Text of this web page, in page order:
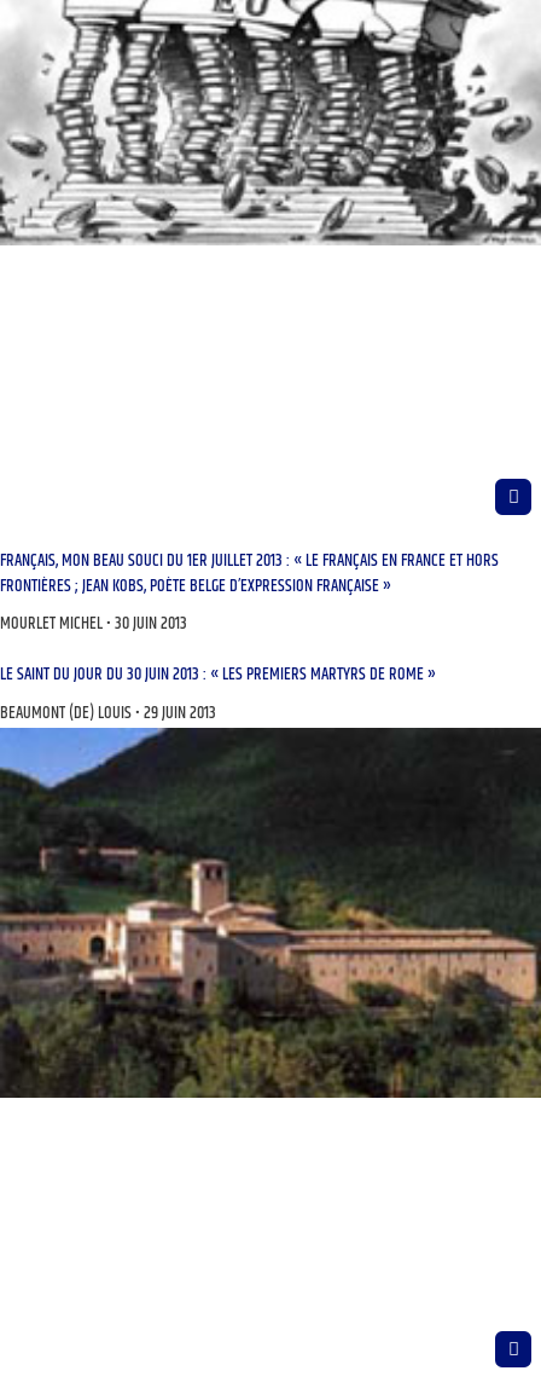
FRANÇAIS, MON BEAU SOUCI DU 1ER JUILLET 2013 : « LE FRANÇAIS EN FRANCE ET HORS
FRONTIÈRES ; JEAN KOBS, POÈTE BELGE D’EXPRESSION FRANÇAISE »
MOURLET MICHEL 30 JUIN 2013
LE SAINT DU JOUR DU 30 JUIN 2013 : « LES PREMIERS MARTYRS DE ROME »
BEAUMONT (DE) LOUIS 29 JUIN 2013